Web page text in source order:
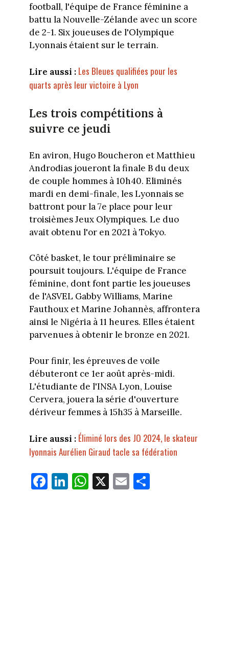
football, l'équipe de France féminine a
battu la Nouvelle-Zélande avec un score
de 2-1. Six joueuses de l'Olympique
Lyonnais étaient sur le terrain.
Lire aussi : Les Bleues qualifiées pour les
quarts après leur victoire à Lyon
Les trois compétitions à
suivre ce jeudi
En aviron, Hugo Boucheron et Matthieu
Androdias joueront la finale B du deux
de couple hommes à 10h40. Eliminés
mardi en demi-finale, les Lyonnais se
battront pour la 7e place pour leur
troisièmes Jeux Olympiques. Le duo
avait obtenu l'or en 2021 à Tokyo.
Côté basket, le tour préliminaire se
poursuit toujours. L'équipe de France
féminine, dont font partie les joueuses
de l'ASVEL Gabby Williams, Marine
Fauthoux et Marine Johannès, affrontera
ainsi le Nigéria à 11 heures. Elles étaient
parvenues à obtenir le bronze en 2021.
Pour finir, les épreuves de voile
débuteront ce 1er août après-midi.
L'étudiante de l'INSA Lyon, Louise
Cervera, jouera la série d'ouverture
dériveur femmes à 15h35 à Marseille.
Lire aussi : Éliminé lors des JO 2024, le skateur
lyonnais Aurélien Giraud tacle sa fédération
Fa
ce
Li
nk
W
ha
X E
m
Pa
rt